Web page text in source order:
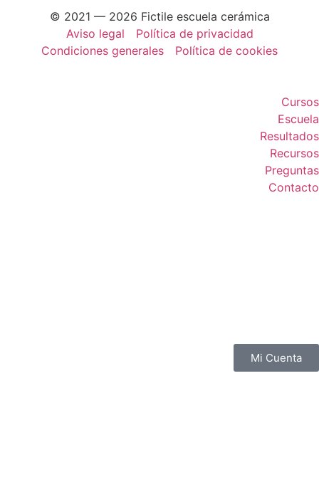
© 2021 — 2026 Fictile escuela cerámica
Aviso legal
Política de privacidad
Condiciones generales
Política de cookies
Cursos
Escuela
Resultados
Recursos
Preguntas
Contacto
Mi Cuenta